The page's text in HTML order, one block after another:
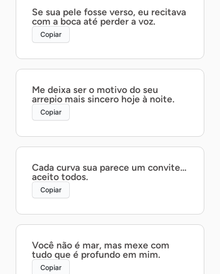
Se sua pele fosse verso, eu recitava
com a boca até perder a voz.
Copiar
Me deixa ser o motivo do seu
arrepio mais sincero hoje à noite.
Copiar
Cada curva sua parece um convite…
aceito todos.
Copiar
Você não é mar, mas mexe com
tudo que é profundo em mim.
Copiar